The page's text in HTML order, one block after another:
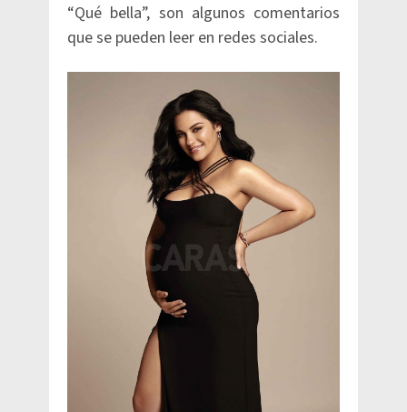
“Qué bella”, son algunos comentarios
que se pueden leer en redes sociales.